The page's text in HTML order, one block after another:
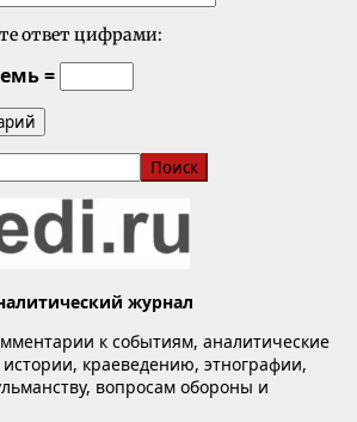
ответ цифрами:
=
журнал
к событиям, аналитические
краеведению, этнографии,
вопросам обороны и